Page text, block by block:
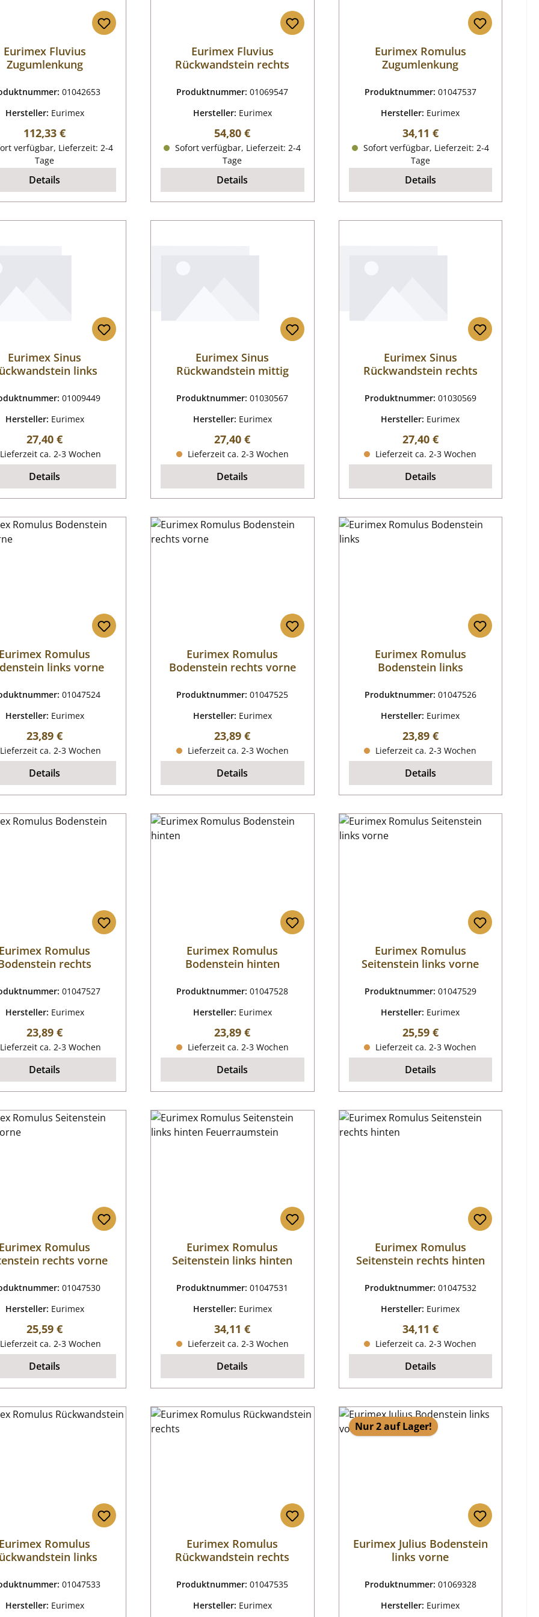
Eurimex Fluvius
Zugumlenkung
01042653
Hersteller: Eurimex
Regulärer Preis:
112,33 €
verfügbar, Lieferzeit: 2-4
Tage
Details
Eurimex Fluvius
Rückwandstein rechts
Produktnummer:01069547
Hersteller: Eurimex
Regulärer Preis:
54,80 €
Sofort verfügbar, Lieferzeit: 2-4
Tage
Details
Eurimex Romulus
Zugumlenkung
Produktnummer: 01047537
Hersteller: Eurimex
Regulärer Preis:
34,11 €
Sofort verfügbar, Lieferzeit: 2-4
Tage
Details
Eurimex Sinus
links
01009449
Hersteller: Eurimex
Regulärer Preis:
27,40 €
ca. 2-3 Wochen
Details
Eurimex Sinus
Rückwandstein mittig
Produktnummer:01030567
Hersteller: Eurimex
Regulärer Preis:
27,40 €
Lieferzeit ca. 2-3 Wochen
Details
Eurimex Sinus
Rückwandstein rechts
Produktnummer: 01030569
Hersteller: Eurimex
Regulärer Preis:
27,40 €
Lieferzeit ca. 2-3 Wochen
Details
Romulus
links vorne
01047524
Hersteller: Eurimex
Regulärer Preis:
23,89 €
ca. 2-3 Wochen
Details
Eurimex Romulus
Bodenstein rechts vorne
Produktnummer:01047525
Hersteller: Eurimex
Regulärer Preis:
23,89 €
Lieferzeit ca. 2-3 Wochen
Details
Eurimex Romulus
Bodenstein links
Produktnummer: 01047526
Hersteller: Eurimex
Regulärer Preis:
23,89 €
Lieferzeit ca. 2-3 Wochen
Details
Romulus
rechts
01047527
Hersteller: Eurimex
Regulärer Preis:
23,89 €
ca. 2-3 Wochen
Details
Eurimex Romulus
Bodenstein hinten
Produktnummer:01047528
Hersteller: Eurimex
Regulärer Preis:
23,89 €
Lieferzeit ca. 2-3 Wochen
Details
Eurimex Romulus
Seitenstein links vorne
Produktnummer: 01047529
Hersteller: Eurimex
Regulärer Preis:
25,59 €
Lieferzeit ca. 2-3 Wochen
Details
Romulus
rechts vorne
01047530
Hersteller: Eurimex
Regulärer Preis:
25,59 €
ca. 2-3 Wochen
Details
Eurimex Romulus
Seitenstein links hinten
Produktnummer:01047531
Hersteller: Eurimex
Regulärer Preis:
34,11 €
Lieferzeit ca. 2-3 Wochen
Details
Eurimex Romulus
Seitenstein rechts hinten
Produktnummer: 01047532
Hersteller: Eurimex
Regulärer Preis:
34,11 €
Lieferzeit ca. 2-3 Wochen
Details
Romulus
links
01047533
Hersteller: Eurimex
Eurimex Romulus
Rückwandstein rechts
Produktnummer:01047535
Hersteller: Eurimex
Nur 2 auf Lager!
Eurimex Julius Bodenstein
links vorne
Produktnummer: 01069328
Hersteller: Eurimex